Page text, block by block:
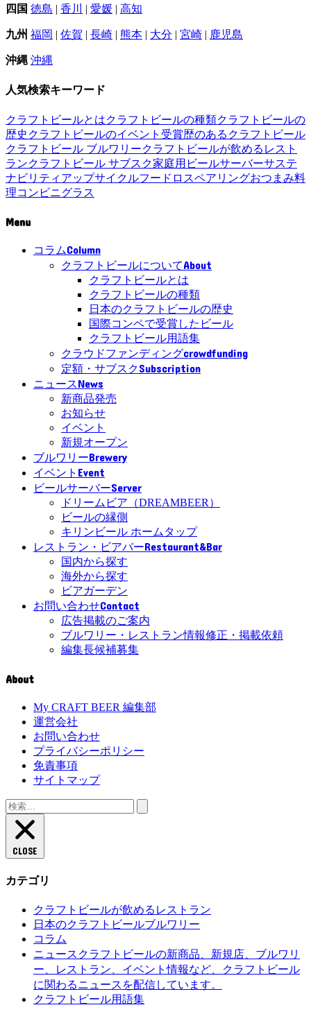
四国 徳島 | 香川 | 愛媛 | 高知
九州 福岡 | 佐賀 | 長崎 | 熊本 | 大分 | 宮崎 | 鹿児島
沖縄 沖縄
人気検索キーワード
クラフトビールとはクラフトビールの種類クラフトビールの
歴史 クラフトビールのイベント 受賞歴のあるクラフトビール
クラフトビール ブルワリークラフトビールが飲めるレスト
ランクラフトビール サブスク家庭用ビールサーバーサステ
ナビリティ アップサイクルフードロスペアリングおつまみ料
理コンビニグラス
Menu
コラムColumn
クラフトビールについてAbout
クラフトビールとは
クラフトビールの種類
日本のクラフトビールの歴史
国際コンペで受賞したビール
クラフトビール用語集
クラウドファンディングcrowdfunding
定額・サブスクSubscription
ニュースNews
新商品発売
お知らせ
イベント
新規オープン
ブルワリーBrewery
イベント Event
ビールサーバーServer
ドリームビア（DREAMBEER）
ビールの縁側
キリンビール ホームタップ
レストラン・ビアバーRestaurant&Bar
国内から探す
海外から探す
ビアガーデン
お問い合わせContact
広告掲載のご案内
ブルワリー・レストラン情報修正・掲載依頼
編集長候補募集
About
My CRAFT BEER 編集部
運営会社
お問い合わせ
プライバシーポリシー
免責事項
サイトマップ
検
索:
CLOSE
カテゴリ
クラフトビールが飲めるレストラン
日本のクラフトビールブルワリー
コラム
ニュース クラフトビールの新商品、新規店、ブルワリ
ー、レストラン、イベント情報など、クラフトビール
に関わるニュースを配信しています。
クラフトビール用語集